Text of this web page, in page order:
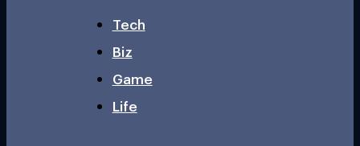
Tech
Biz
Game
Life